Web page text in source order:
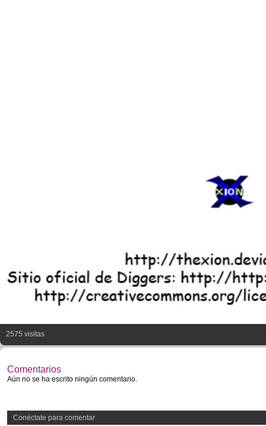
2575 visitas
Comentarios
Aún no se ha escrito ningún comentario.
Conéctate para comentar